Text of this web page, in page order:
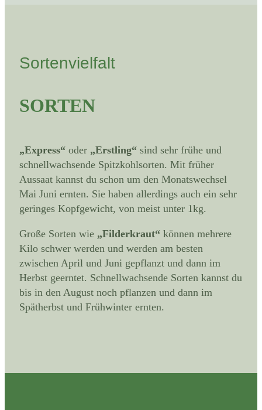
Sortenvielfalt
SORTEN
„Express“ oder „Erstling“ sind sehr frühe und
schnellwachsende Spitzkohlsorten. Mit früher
Aussaat kannst du schon um den Monatswechsel
Mai Juni ernten. Sie haben allerdings auch ein sehr
geringes Kopfgewicht, von meist unter 1kg.
Große Sorten wie „Filderkraut“ können mehrere
Kilo schwer werden und werden am besten
zwischen April und Juni gepflanzt und dann im
Herbst geerntet. Schnellwachsende Sorten kannst du
bis in den August noch pflanzen und dann im
Spätherbst und Frühwinter ernten.